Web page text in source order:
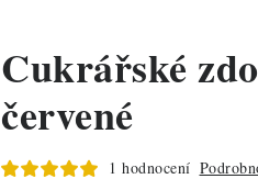
Cukrářské
červené
1 hodnocení